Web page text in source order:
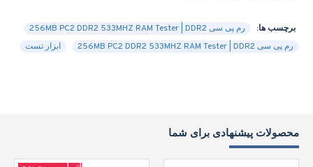
برچسب ها:
رم پی سی 256MB PC2 DDR2 533MHZ RAM Tester | DDR2
رم پی سی 256MB PC2 DDR2 533MHZ RAM Tester | DDR2
ابزار تست
محصولات پیشنهادی برای شما